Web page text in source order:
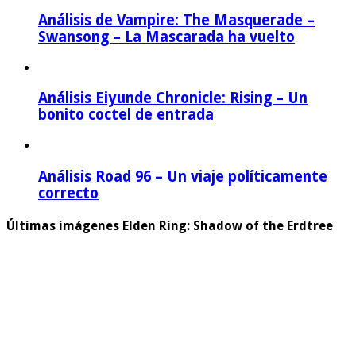
Análisis de Vampire: The Masquerade –
Swansong – La Mascarada ha vuelto
Análisis Eiyunde Chronicle: Rising – Un
bonito coctel de entrada
Análisis Road 96 – Un viaje políticamente
correcto
Últimas imágenes Elden Ring: Shadow of the Erdtree